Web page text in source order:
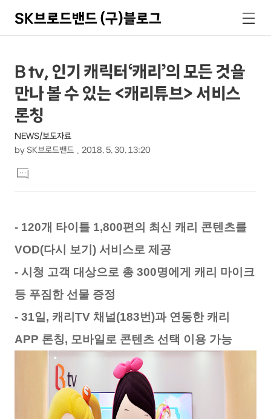
SK브로드밴드 (구)블로그
색
메
뉴
상
세
컨
텐
츠
본
문
제
목
B tv, 인기 캐릭터‘캐리’의 모든 것을
만나 볼 수 있는 <캐리튜브> 서비스
론칭
NEWS/보도자료
by SK브로드밴드 2018. 5. 30. 13:20
문
댓
글
- 120개 타이틀 1,800편의 최신 캐리 콘텐츠를
VOD(다시 보기) 서비스로 제공
- 시청 고객 대상으로 총 300명에게 캐리 마이크
등 푸짐한 선물 증정
- 31일, 캐리TV 채널(183번)과 연동한 캐리
APP 론칭, 모바일로 콘텐츠 선택 이용 가능